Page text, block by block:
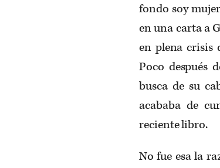
fondo soy
en una carta a
en plena crisis
Poco después
busca de su
acababa de
reciente libro.
No fue esa la